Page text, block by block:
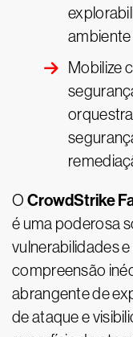
Mobilize
O CrowdStrike
é uma poderosa
vulnerabilidades
compreensão
abrangente de
de ataque e